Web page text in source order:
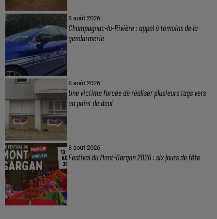
8 août 2026
Champagnac-la-Rivière : appel à témoins de la
gendarmerie
8 août 2026
Une victime forcée de réaliser plusieurs tags vers
un point de deal
8 août 2026
Festival du Mont-Gargan 2026 : six jours de fête